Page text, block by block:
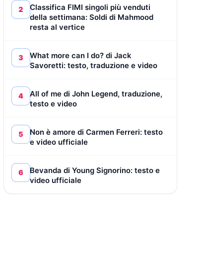
2
Classifica FIMI singoli più venduti
della settimana: Soldi di Mahmood
resta al vertice
3
What more can I do? di Jack
Savoretti: testo, traduzione e video
4
All of me di John Legend, traduzione,
testo e video
5
Non è amore di Carmen Ferreri: testo
e video ufficiale
6
Bevanda di Young Signorino: testo e
video ufficiale